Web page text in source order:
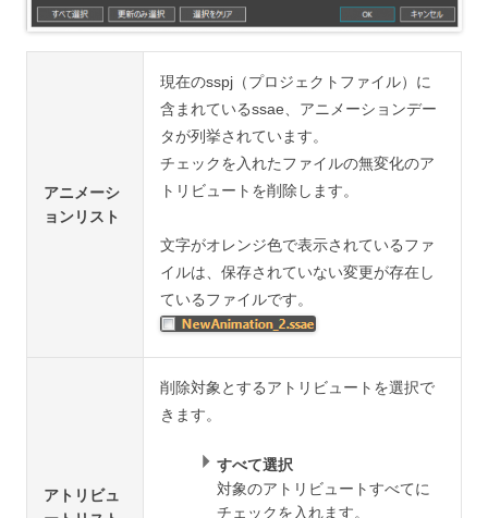
アニメーシ
ョンリスト
現在のsspj（プロジェクトファイル）に
含まれているssae、アニメーションデー
タが列挙されています。
チェックを入れたファイルの無変化のア
トリビュートを削除します。
文字がオレンジ色で表示されているファ
イルは、保存されていない変更が存在し
ているファイルです。
アトリビュ
削除対象とするアトリビュートを選択で
きます。
すべて選択
対象のアトリビュートすべてに
チェックを入れます。